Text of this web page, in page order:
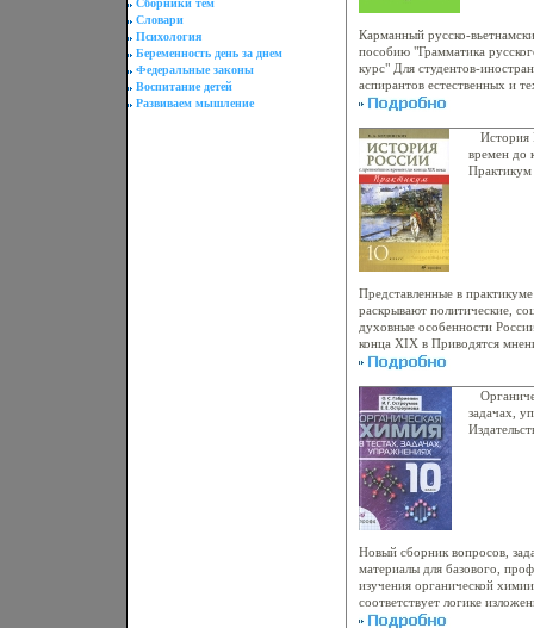
Сборники тем
Словари
Психология
Беременность день за днем
Федеральные законы
Воспитание детей
Развиваем мышление
Карманный русско-
пособию "Грамматика
курс" Для студентов-
аспирантов естественных и
специааьашельностей
Эльта Леонова Чьюнг Хонг
История
времен до
Практикум
Представленные в
раскрывают политические,
духовные особенности
конца XIX в Приводятся
писателейаьашн, ученых,
призваны помочь
материал и сформировать
навыки Автор Виктор
задачах,
Новый сборник вопросов,
материалы для базового,
изучения органической
соответствует логике
органической хаьашфимии в